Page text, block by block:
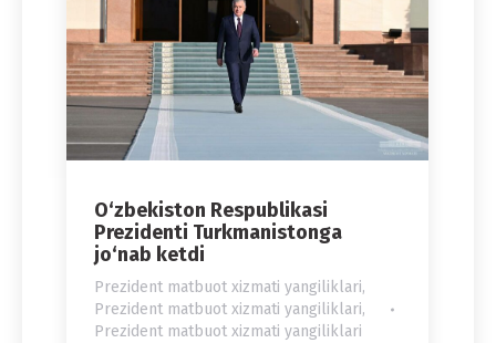
O‘zbekiston Respublikasi
Prezidenti Turkmanistonga
jo‘nab ketdi
Prezident matbuot xizmati yangiliklari,
Prezident matbuot xizmati yangiliklari,
Prezident matbuot xizmati yangiliklari